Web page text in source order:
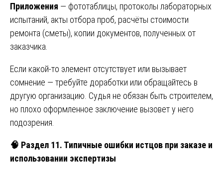
Приложения — фототаблицы, протоколы лабораторных
испытаний, акты отбора проб, расчёты стоимости
ремонта (сметы), копии документов, полученных от
заказчика.
Если какой-то элемент отсутствует или вызывает
сомнение — требуйте доработки или обращайтесь в
другую организацию. Судья не обязан быть строителем,
но плохо оформленное заключение вызовет у него
подозрения.
🧠 Раздел 11. Типичные ошибки истцов при заказе и
использовании экспертизы